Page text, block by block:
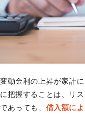
変動金利の上昇が家計
に把握することは、リ
であっても、 借入額に